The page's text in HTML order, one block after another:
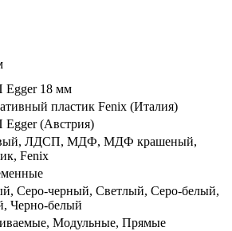
18 мм
пластик Fenix (Италия)
(Австрия)
ЛДСП, МДФ, МДФ крашеный,
Fenix
Серо-черный, Светлый, Серо-белый,
Черно-белый
Модульные, Прямые